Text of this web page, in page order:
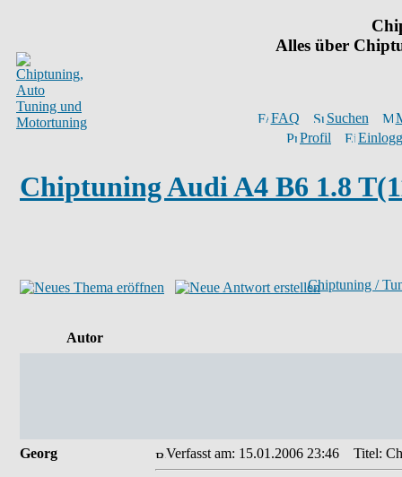
Alles über
FAQ Suchen
Profil
Chiptuning Audi A4 B6 1.8
Chiptuning /
Autor
Georg Verfasst am: 15.01.2006 23:46 Titel: